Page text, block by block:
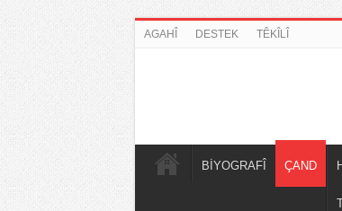
AGAHÎ DESTEK TÊKÎLÎ
BİYOGRAFÎ ÇAND